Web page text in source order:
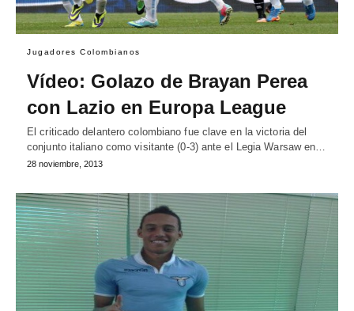
Jugadores Colombianos
Vídeo: Golazo de Brayan Perea
con Lazio en Europa League
El criticado delantero colombiano fue clave en la victoria del
conjunto italiano como visitante (0-3) ante el Legia Warsaw en…
28 noviembre, 2013